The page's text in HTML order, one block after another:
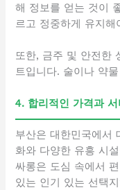
해 정보를 얻는 것이
르고 정중하게 유지해
또한, 금주 및 안전한
트입니다. 술이나 약
4. 합리적인 가격과
부산은 대한민국에서
화와 다양한 유흥 시
싸롱은 도심 속에서
있는 인기 있는 선택